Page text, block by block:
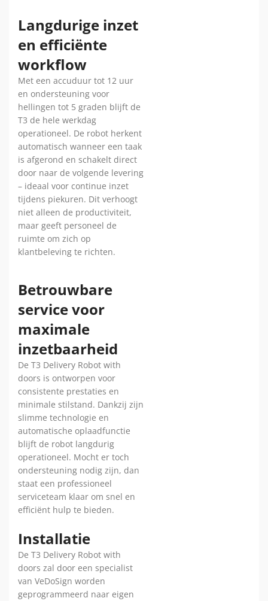
Langdurige inzet
en efficiënte
workflow
Met een accuduur tot 12 uur
en ondersteuning voor
hellingen tot 5 graden blijft de
T3 de hele werkdag
operationeel. De robot herkent
automatisch wanneer een taak
is afgerond en schakelt direct
door naar de volgende levering
– ideaal voor continue inzet
tijdens piekuren. Dit verhoogt
niet alleen de productiviteit,
maar geeft personeel de
ruimte om zich op
klantbeleving te richten.
Betrouwbare
service voor
maximale
inzetbaarheid
De T3 Delivery Robot with
doors is ontworpen voor
consistente prestaties en
minimale stilstand. Dankzij zijn
slimme technologie en
automatische oplaadfunctie
blijft de robot langdurig
operationeel. Mocht er toch
ondersteuning nodig zijn, dan
staat een professioneel
serviceteam klaar om snel en
efficiënt hulp te bieden.
Installatie
De T3 Delivery Robot with
doors zal door een specialist
van VeDoSign worden
geprogrammeerd naar eigen